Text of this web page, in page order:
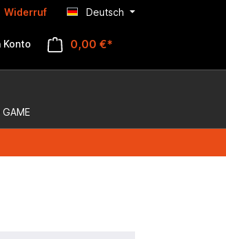
Widerruf Deutsch
Konto 0,00 €*
GAME